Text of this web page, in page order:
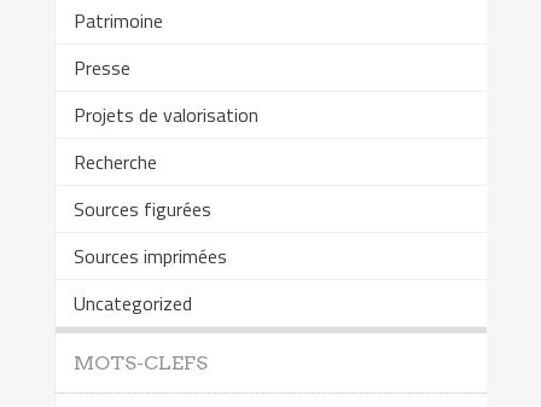
Patrimoine
Presse
Projets de valorisation
Recherche
Sources figurées
Sources imprimées
Uncategorized
MOTS-CLEFS